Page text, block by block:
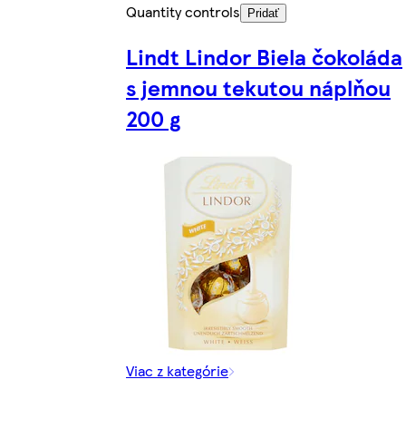
Quantity controls
Pridať
Lindt Lindor Biela čokoláda
s jemnou tekutou náplňou
200 g
Viac z kategórie